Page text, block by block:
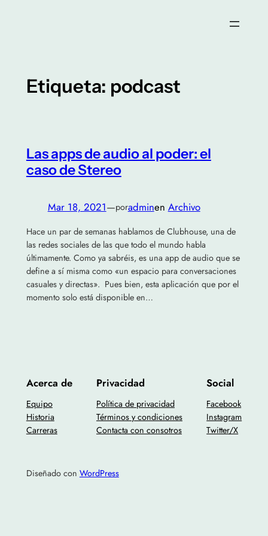
Etiqueta: podcast
Las apps de audio al poder: el
caso de Stereo
Mar 18, 2021—poradminen Archivo
Hace un par de semanas hablamos de Clubhouse, una de
las redes sociales de las que todo el mundo habla
últimamente. Como ya sabréis, es una app de audio que se
define a sí misma como «un espacio para conversaciones
casuales y directas». Pues bien, esta aplicación que por el
momento solo está disponible en…
Acerca de
Equipo
Historia
Carreras
Privacidad
Política de privacidad
Términos y condiciones
Contacta con consotros
Social
Facebook
Instagram
Twitter/X
Diseñado con WordPress